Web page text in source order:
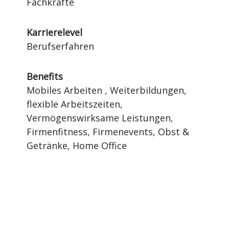
Karrierelevel
Berufserfahren
Benefits
Mobiles Arbeiten , Weiterbildungen,
flexible Arbeitszeiten,
Vermögenswirksame Leistungen,
Firmenfitness, Firmenevents, Obst &
Getränke, Home Office